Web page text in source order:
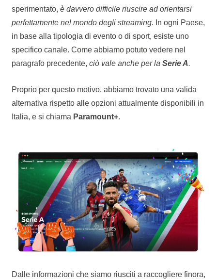
sperimentato, è davvero difficile riuscire ad orientarsi
perfettamente nel mondo degli streaming. In ogni Paese,
in base alla tipologia di evento o di sport, esiste uno
specifico canale. Come abbiamo potuto vedere nel
paragrafo precedente, ciò vale anche per la Serie A.
Proprio per questo motivo, abbiamo trovato una valida
alternativa rispetto alle opzioni attualmente disponibili in
Italia, e si chiama Paramount+.
Dalle informazioni che siamo riusciti a raccogliere finora,